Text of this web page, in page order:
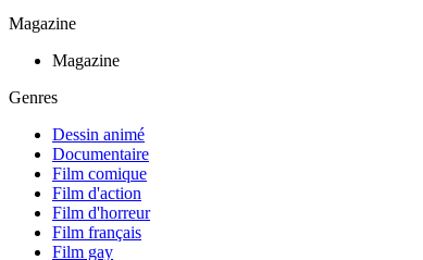
Magazine
Magazine
Genres
Dessin animé
Documentaire
Film comique
Film d'action
Film d'horreur
Film français
Film gay